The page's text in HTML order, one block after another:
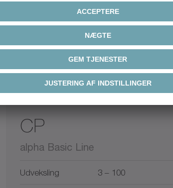
CP
alpha Basic Line
Udveksling 3 – 100